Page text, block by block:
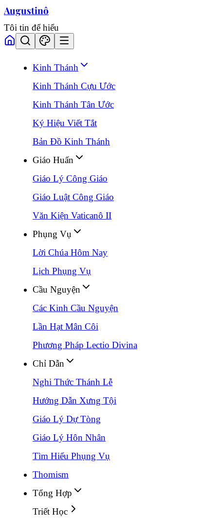
Augustinô
Tôi tin để hiểu
Kinh Thánh
Kinh Thánh Cựu Ước
Kinh Thánh Tân Ước
Ký Hiệu Viết Tắt
Bản Đồ Kinh Thánh
Giáo Huấn
Giáo Lý Công Giáo
Giáo Luật Công Giáo
Văn Kiện Vaticanô II
Phụng Vụ
Lời Chúa Hôm Nay
Lịch Phụng Vụ
Cầu Nguyện
Các Kinh Cầu Nguyện
Lần Hạt Mân Côi
Phương Pháp Lectio Divina
Chỉ Dẫn
Nghi Thức Thánh Lễ
Hướng Dẫn Xưng Tội
Giáo Lý Dự Tòng
Giáo Lý Hôn Nhân
Tìm Hiểu Phụng Vụ
Thomism
Tổng Hợp
Triết Học